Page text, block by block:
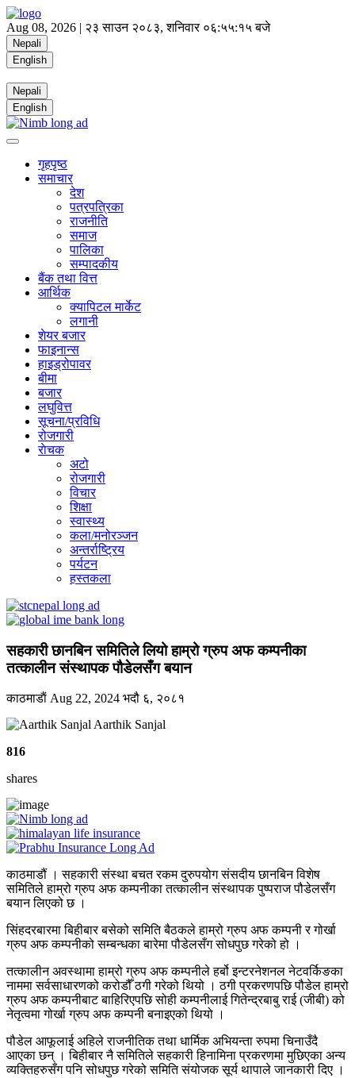
Aug 08, 2026 | २३ साउन २०८३, शनिवार ०६:५५:१५ बजे
Nepali
English
Nepali
English
गृहपृष्ठ
समाचार
देश
पत्रपत्रिका
राजनीति
समाज
पालिका
सम्पादकीय
बैंक तथा वित्त
आर्थिक
क्यापिटल मार्केट
लगानी
शेयर बजार
फाइनान्स
हाइड्रोपावर
बीमा
बजार
लघुवित्त
सूचना/प्रविधि
रोजगारी
राेचक
अटो
रोजगारी
विचार
शिक्षा
स्वास्थ्य
कला/मनोरञ्जन
अन्तर्राष्ट्रिय
पर्यटन
हस्तकला
सहकारी छानबिन समितिले लियो हाम्रो ग्रुप अफ कम्पनीका
तत्कालीन संस्थापक पौडेलसँग बयान
काठमाडाैं Aug 22, 2024 भदौ ६, २०८१
Aarthik Sanjal
816
shares
काठमाडौं । सहकारी संस्था बचत रकम दुरुपयोग संसदीय छानबिन विशेष
समितिले हाम्रो ग्रुप अफ कम्पनीका तत्कालीन संस्थापक पुष्पराज पौडेलसँग
बयान लिएको छ ।
सिंहदरबारमा बिहीबार बसेको समिति बैठकले हाम्रो ग्रुप अफ कम्पनी र गोर्खा
ग्रुप अफ कम्पनीको सम्बन्धका बारेमा पौडेलसँग सोधपुछ गरेको हो ।
तत्कालीन अवस्थामा हाम्रो ग्रुप अफ कम्पनीले हर्बो इन्टरनेशनल नेटवर्किङका
नाममा सर्वसाधारणको करोडौँ ठगी गरेको थियो । ठगी प्रकरणपछि पौडेल हाम्रो
ग्रुप अफ कम्पनीबाट बाहिरिएपछि सोही कम्पनीलाई गितेन्द्रबाबु राई (जीबी) को
नेतृत्वमा गोर्खा ग्रुप अफ कम्पनी बनाइएको थियो ।
पौडेल आफूलाई अहिले राजनीतिक तथा धार्मिक अभियन्ता रुपमा चिनाउँदै
आएका छन् । बिहीबार नै समितिले सहकारी हिनामिना प्रकरणमा मुछिएका अन्य
व्यक्तिहरुसँग पनि सोधपुछ गरेको समिति संयोजक सूर्य थापाले जानकारी दिए ।